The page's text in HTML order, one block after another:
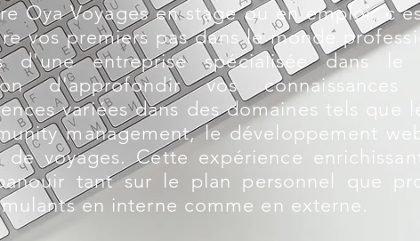
Oya Voyages en stage ou en emploi,
vos premiers pas dans le monde
d'une entreprise spécialisée dans le
d'approfondir vos
variées dans des domaines tels que
management, le développement
de voyages. Cette expérience
tant sur le plan personnel que
en interne comme en externe.